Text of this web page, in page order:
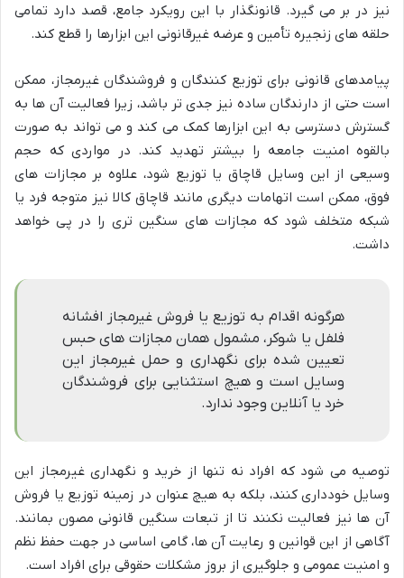
نیز در بر می گیرد. قانونگذار با این رویکرد جامع، قصد دارد تمامی
حلقه های زنجیره تأمین و عرضه غیرقانونی این ابزارها را قطع کند.
پیامدهای قانونی برای توزیع کنندگان و فروشندگان غیرمجاز، ممکن
است حتی از دارندگان ساده نیز جدی تر باشد، زیرا فعالیت آن ها به
گسترش دسترسی به این ابزارها کمک می کند و می تواند به صورت
بالقوه امنیت جامعه را بیشتر تهدید کند. در مواردی که حجم
وسیعی از این وسایل قاچاق یا توزیع شود، علاوه بر مجازات های
فوق، ممکن است اتهامات دیگری مانند قاچاق کالا نیز متوجه فرد یا
شبکه متخلف شود که مجازات های سنگین تری را در پی خواهد
داشت.
هرگونه اقدام به توزیع یا فروش غیرمجاز افشانه
فلفل یا شوکر، مشمول همان مجازات های حبس
تعیین شده برای نگهداری و حمل غیرمجاز این
وسایل است و هیچ استثنایی برای فروشندگان
خرد یا آنلاین وجود ندارد.
توصیه می شود که افراد نه تنها از خرید و نگهداری غیرمجاز این
وسایل خودداری کنند، بلکه به هیچ عنوان در زمینه توزیع یا فروش
آن ها نیز فعالیت نکنند تا از تبعات سنگین قانونی مصون بمانند.
آگاهی از این قوانین و رعایت آن ها، گامی اساسی در جهت حفظ نظم
و امنیت عمومی و جلوگیری از بروز مشکلات حقوقی برای افراد است.